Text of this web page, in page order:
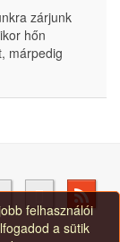
zárjunk
hőn
márpedig
felhasználói
a sütik